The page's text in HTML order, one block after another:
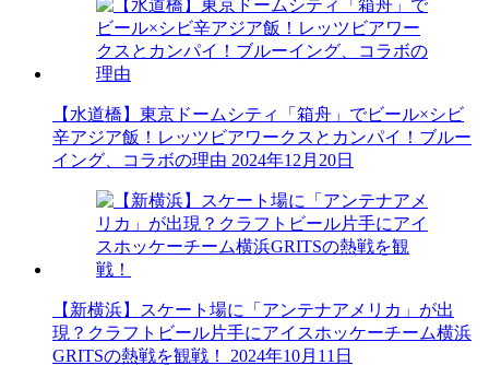
【水道橋】東京ドームシティ「箱舟」でビール×シビ
辛アジア飯！レッツビアワークスとカンパイ！ブルー
イング、コラボの理由 2024年12月20日
【新横浜】スケート場に「アンテナアメリカ」が出
現？クラフトビール片手にアイスホッケーチーム横浜
GRITSの熱戦を観戦！
2024年10月11日